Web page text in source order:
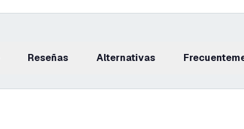
reseñas Alternativas